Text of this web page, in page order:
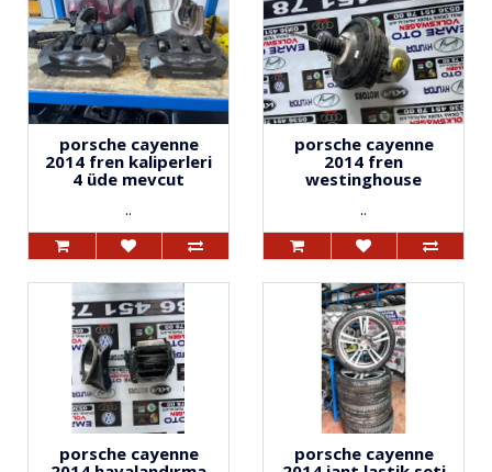
porsche cayenne
2014 fren kaliperleri
4 üde mevcut
..
porsche cayenne
2014 fren
westinghouse
..
porsche cayenne
porsche cayenne